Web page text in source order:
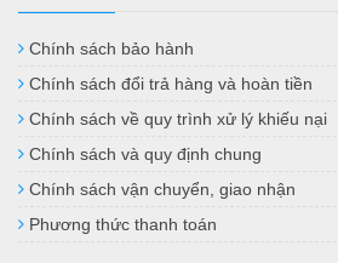
Chính sách bảo hành
Chính sách đổi trả hàng và hoàn tiền
Chính sách về quy trình xử lý khiếu nại
Chính sách và quy định chung
Chính sách vận chuyển, giao nhận
Phương thức thanh toán